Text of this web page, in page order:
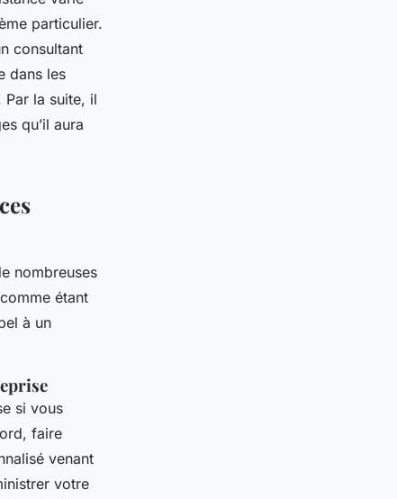
particulier.
consultant
dans les
Par la suite, il
qu’il aura
nombreuses
étant
à un
si vous
faire
venant
votre